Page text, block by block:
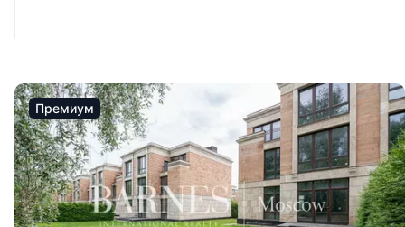
Премиум